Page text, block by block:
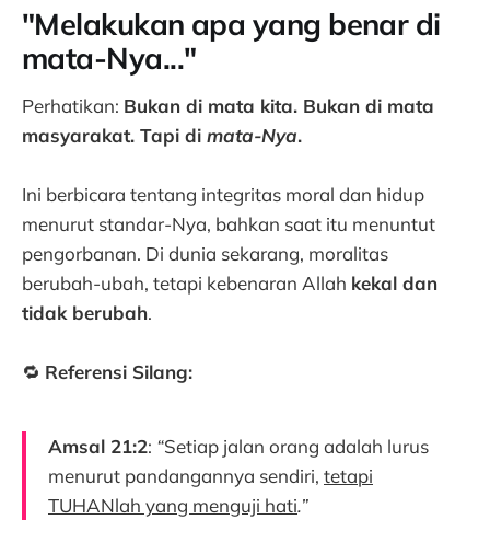
"Melakukan apa yang benar di
mata-Nya..."
Perhatikan: Bukan di mata kita. Bukan di mata
masyarakat. Tapi di mata-Nya.
Ini berbicara tentang integritas moral dan hidup
menurut standar-Nya, bahkan saat itu menuntut
pengorbanan. Di dunia sekarang, moralitas
berubah-ubah, tetapi kebenaran Allah kekal dan
tidak berubah.
🔁 Referensi Silang:
Amsal 21:2: “Setiap jalan orang adalah lurus
menurut pandangannya sendiri, tetapi
TUHANlah yang menguji hati.”